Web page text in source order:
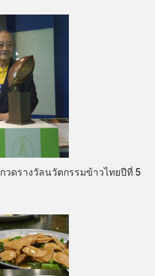
วดรางวัลนวัตกรรมข้าวไทยปีที่ 5